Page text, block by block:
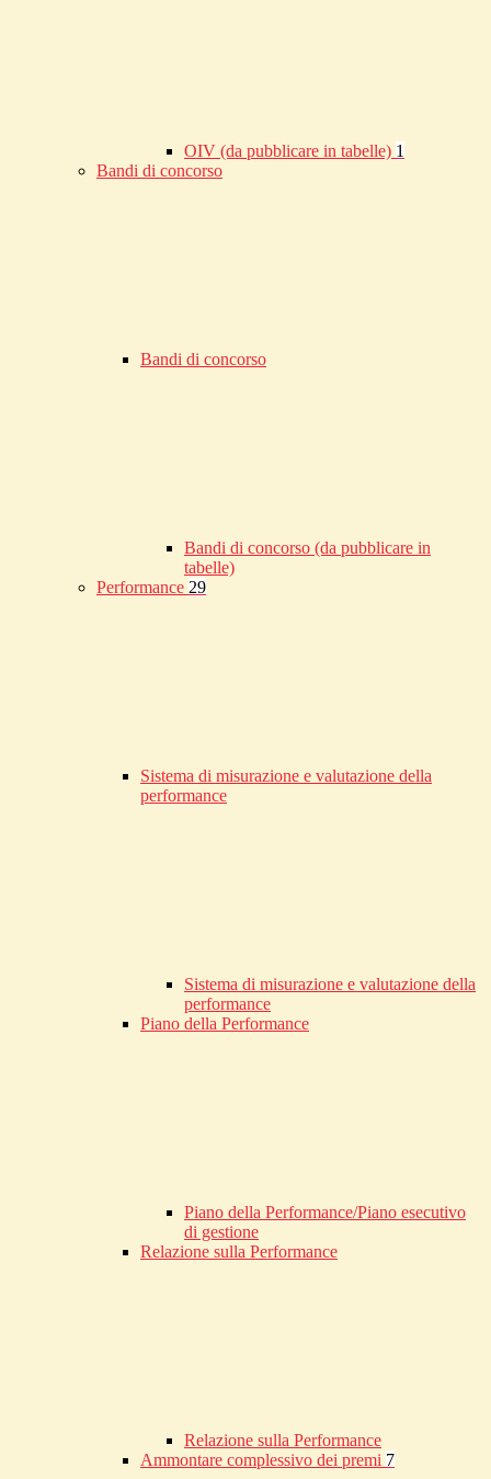
OIV (da pubblicare in tabelle) 1
Bandi di concorso
Bandi di concorso
Bandi di concorso (da pubblicare in
tabelle)
Performance 29
Sistema di misurazione e valutazione della
performance
Sistema di misurazione e valutazione della
performance
Piano della Performance
Piano della Performance/Piano esecutivo
di gestione
Relazione sulla Performance
Relazione sulla Performance
Ammontare complessivo dei premi 7